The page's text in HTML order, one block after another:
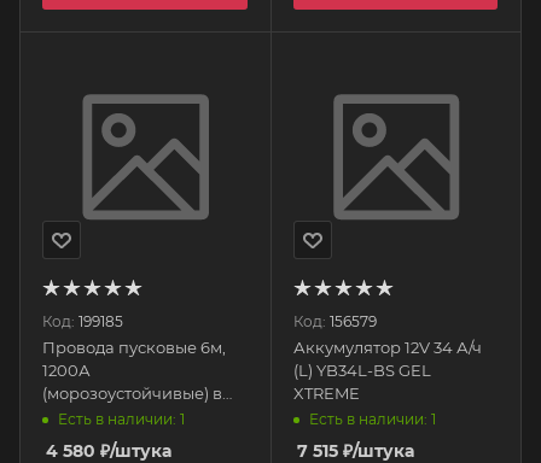
Код: 199185
Провода пусковые 6м,
1200А
(морозоустойчивые) в
сумке 12006MA
МАЯКАВТО
Есть в наличии: 1
4 580 ₽/штука
Код: 156579
Аккумулятор 12V 34 А/ч
(L) YB34L-BS GEL
XTREME
Есть в наличии: 1
7 515₽/штука